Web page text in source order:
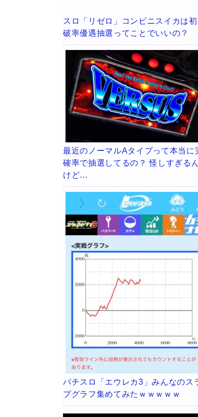
スロ「リゼロ」コンビニスイカは
破率優遇抽選ってことでいいの？
最近のノーマルAタイプって本当に
確率で抽選してるの？ 怪しすぎる
けど…
パチスロ「エウレカ3」みんなのス
プグラフ集めてみたｗｗｗｗｗ